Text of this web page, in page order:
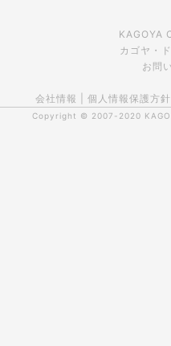
KAGOYA
カゴヤ・
お問
会社情報 個人情報保護方針
Copyright © 2007-2020